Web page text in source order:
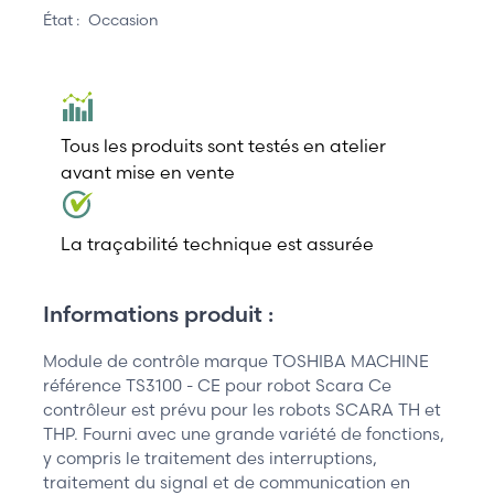
État : Occasion
Tous les produits sont testés en atelier
avant mise en vente
La traçabilité technique est assurée
Informations produit :
Module de contrôle marque TOSHIBA MACHINE
référence TS3100 - CE pour robot Scara Ce
contrôleur est prévu pour les robots SCARA TH et
THP. Fourni avec une grande variété de fonctions,
y compris le traitement des interruptions,
traitement du signal et de communication en